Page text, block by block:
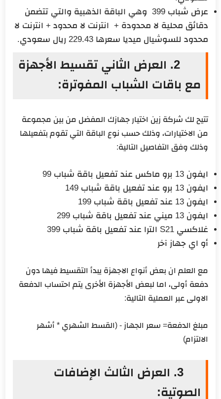
عرض شباب 399 وهي الباقة الذهبية والتي تتضمن
دقائق محلية لا محدودة + انترنت لا محدود + انترنت لا
محدود للسوشيال ميديا سعرها 229.43 ريال سعودي.
2. العرض الثاني تقسيط الأجهزة
مع باقات الشباب المفوترة:
تتيح لك شركة زين اختيار جهازك المفضل من بين مجموعة
من الاختيارات، وذلك حسب نوع الباقة التي تقوم بتفعيلها
وذلك وفق التفاصيل التالية:
ايفون 13 برو ماكس عند تفعيل باقة شباب 99
ايفون 13 برو عند تفعيل باقة شباب 149
ايفون 13 عند تفعيل باقة شباب 199
ايفون 13 ميني عند تفعيل باقة شباب 299
غلاكسي S21 الترا عند تفعيل باقة شباب 399
أو اي جهاز آخر
مع العلم ان بعض أنواع الاجهزة يبدأ التقسيط فيها دون
دفعة أولى، اما لبعض الأجهزة الأخرى يتم احتساب الدفعة
الاولى عبر العملية التالية:
مبلغ الدفعة= سعر الجهاز - (القسط الشهري * أشهر
الالتزام)
3. العرض الثالث الإضافات
الصوتية: